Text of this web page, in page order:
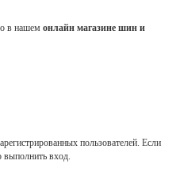
в нашем онлайн магазине шин и
пользователей. Если
выполнить вход.